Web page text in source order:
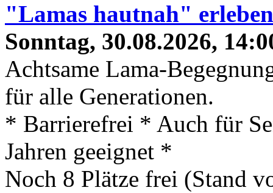
"Lamas hautnah" erleben
Sonntag, 30.08.2026,
Achtsame Lama-
für alle Generationen.
* Barrierefrei * Auch für
Jahren geeignet *
Noch 8 Plätze frei (Stand